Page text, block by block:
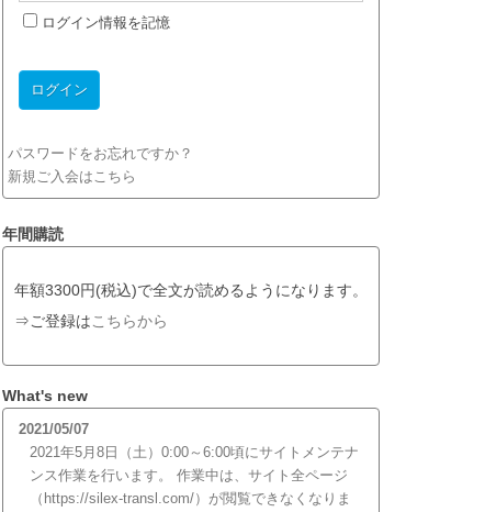
ログイン情報を記憶
パスワードをお忘れですか？
新規ご入会はこちら
年間購読
年額3300円(税込)で全文が読めるようになります。
⇒ご登録は こちらから
What's new
2021/05/07
2021年5月8日（土）0:00～6:00頃にサイトメンテナ
ンス作業を行います。 作業中は、サイト全ページ
（https://silex-transl.com/）が閲覧できなくなりま